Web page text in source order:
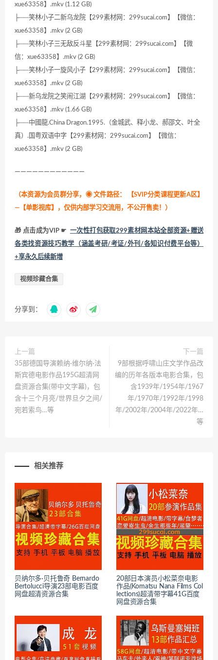
xue63358】.mkv (1.12 GB)
├──笑林小子二新乌龙院【299素材网：299sucai.com】【微信：
xue63358】.mkv (2 GB)
├──笑林小子三无敌反斗星【299素材网：299sucai.com】【微
信：xue63358】.mkv (2 GB)
├──笑林小子一旋风小子【299素材网：299sucai.com】【微信：
xue63358】.mkv (2 GB)
├──新乌龙院之笑闹江湖【299素材网：299sucai.com】【微信：
xue63358】.mkv (1.66 GB)
├──中國龍.China Dragon.1995.（金城武、释小龙、郝邵文、叶全
真）.国粤双语中字【299素材网：299sucai.com】【微信：
xue63358】.mkv (2 GB)
————————————
（本资源为会员群分享， ◉ 文件路径：
【SVIP分类课程更新A区】
—【单影视库】，仅供内部学习交流用，不公开售卖！ ）
🎁 点击成为VIP ☛ 一次性打包获取299素材网本站全部资源+赠送
各类找资源技巧教学（涵盖考研/考证/外刊/各知识付费平台等）
+享永久后续新增
视频珍藏合集
分享到：
上一篇
35部德国导演赖纳·维尔纳·法
斯宾德电影作品195G超清网
盘资源合集(带中文字幕)，包
含十三个月亮/世界旦夕之间/
宛若索鸟…等
下一篇
9部根据呼啸山庄文学作品改
编的历年各版本电影合集，包
含1939年/1954年/1967
年/1970年/1992年/1998
年/2002年/2004年/2022年…
等
相关推荐
贝纳尔多·贝托鲁奇 Bernardo
Bertolucci导演23部电影百度
网盘超清资源合集
20部日本演员小松菜奈电影
作品(Komatsu Nana Films Col
lections)超清带字幕41G百度
网盘资源合集